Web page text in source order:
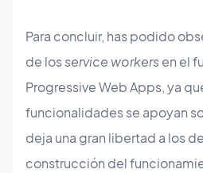
Para concluir, has podido
de losservice workers en el
Progressive Web Apps, ya
funcionalidades se apoyan
deja una gran libertad a los
construcción del